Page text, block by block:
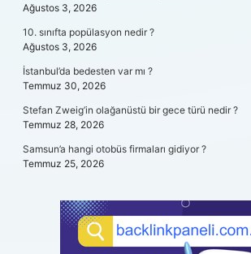
Ağustos 3, 2026
10. sınıfta popülasyon nedir ?
Ağustos 3, 2026
İstanbul’da bedesten var mı ?
Temmuz 30, 2026
Stefan Zweig’in olağanüstü bir gece türü nedir ?
Temmuz 28, 2026
Samsun’a hangi otobüs firmaları gidiyor ?
Temmuz 25, 2026